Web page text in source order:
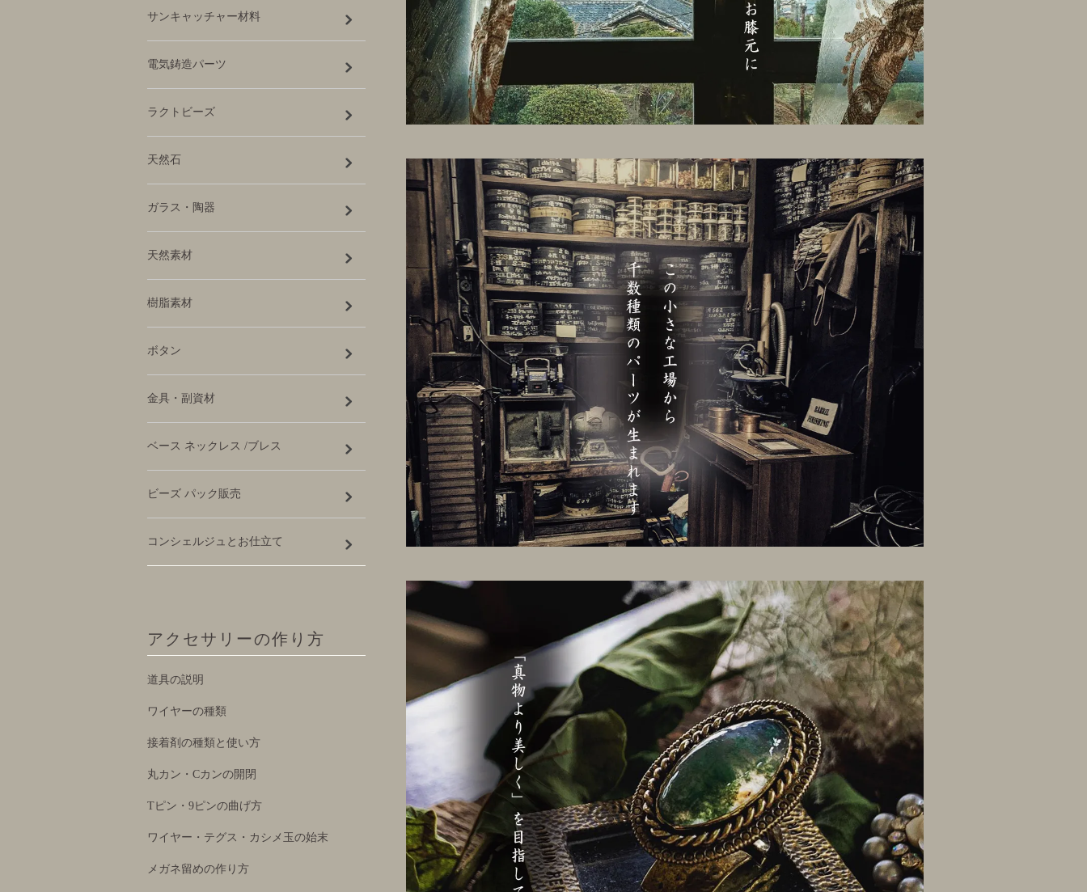
サンキャッチャー材料
電気鋳造パーツ
ラクトビーズ
天然石
ガラス・陶器
天然素材
樹脂素材
ボタン
金具・副資材
ベース ネックレス /ブレス
ビーズ パック販売
コンシェルジュとお仕立て
アクセサリーの作り方
道具の説明
ワイヤーの種類
接着剤の種類と使い方
丸カン・Cカンの開閉
Tピン・9ピンの曲げ方
ワイヤー・テグス・カシメ玉の始末
メガネ留めの作り方